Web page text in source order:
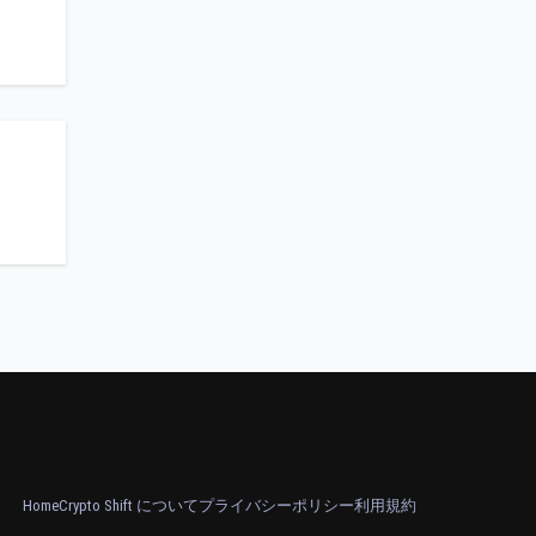
HomeCrypto Shift についてプライバシーポリシー利用規約